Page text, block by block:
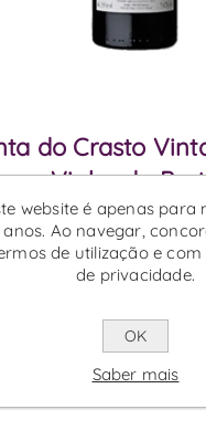
do Crasto
Vinho do
Desde €47,80 IVA
website é apenas para
anos. Ao navegar,
de utilização e
de privacidade.
OK
Saber mais